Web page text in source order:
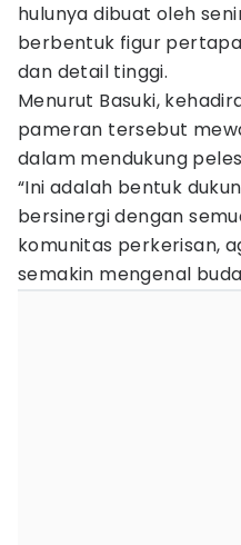
hulunya dibuat oleh
berbentuk figur
dan detail tinggi.
Menurut Basuki,
pameran tersebut
dalam mendukung
“Ini adalah bentuk
bersinergi dengan
komunitas perkerisan,
semakin mengenal